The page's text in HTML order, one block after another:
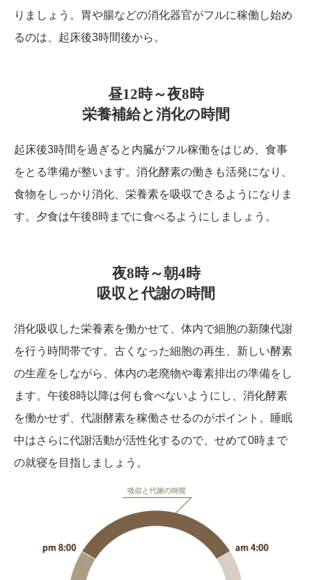
りましょう。胃や腸などの消化器官がフルに稼働し始め
るのは、起床後3時間後から。
昼12時～夜8時
栄養補給と消化の時間
起床後3時間を過ぎると内臓がフル稼働をはじめ、食事
をとる準備が整います。消化酵素の働きも活発になり、
食物をしっかり消化、栄養素を吸収できるようになりま
す。夕食は午後8時までに食べるようにしましょう。
夜8時～朝4時
吸収と代謝の時間
消化吸収した栄養素を働かせて、体内で細胞の新陳代謝
を行う時間帯です。古くなった細胞の再生、新しい酵素
の生産をしながら、体内の老廃物や毒素排出の準備をし
ます。午後8時以降は何も食べないようにし、消化酵素
を働かせず、代謝酵素を稼働させるのがポイント。睡眠
中はさらに代謝活動が活性化するので、せめて0時まで
の就寝を目指しましょう。